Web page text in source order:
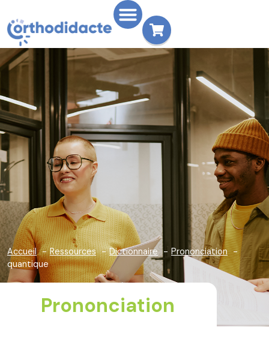
Accueil Ressources Dictionnaire
Prononciation
quantique
Prononciation